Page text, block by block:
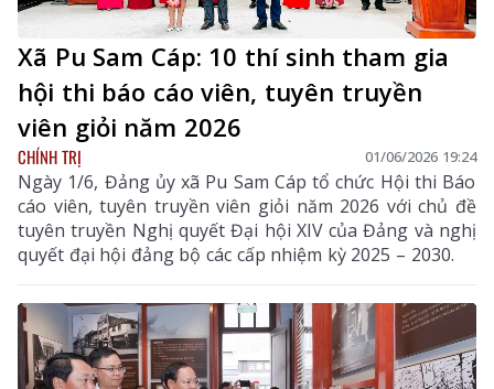
Xã Pu Sam Cáp: 10 thí sinh tham gia
hội thi báo cáo viên, tuyên truyền
viên giỏi năm 2026
CHÍNH TRỊ 01/06/2026 19:24
Ngày 1/6, Đảng ủy xã Pu Sam Cáp tổ chức Hội thi Báo
cáo viên, tuyên truyền viên giỏi năm 2026 với chủ đề
tuyên truyền Nghị quyết Đại hội XIV của Đảng và nghị
quyết đại hội đảng bộ các cấp nhiệm kỳ 2025 – 2030.